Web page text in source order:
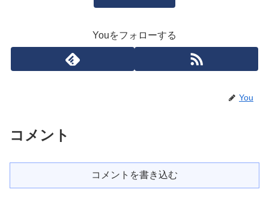
Youをフォローする
You
コメント
コメントを書き込む